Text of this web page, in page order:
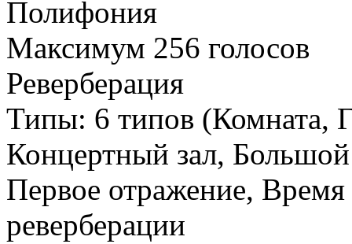
Полифония
Максимум 256 голосов
Реверберация
Типы: 6 типов (Комната,
Концертный зал,
Первое отражение,
реверберации